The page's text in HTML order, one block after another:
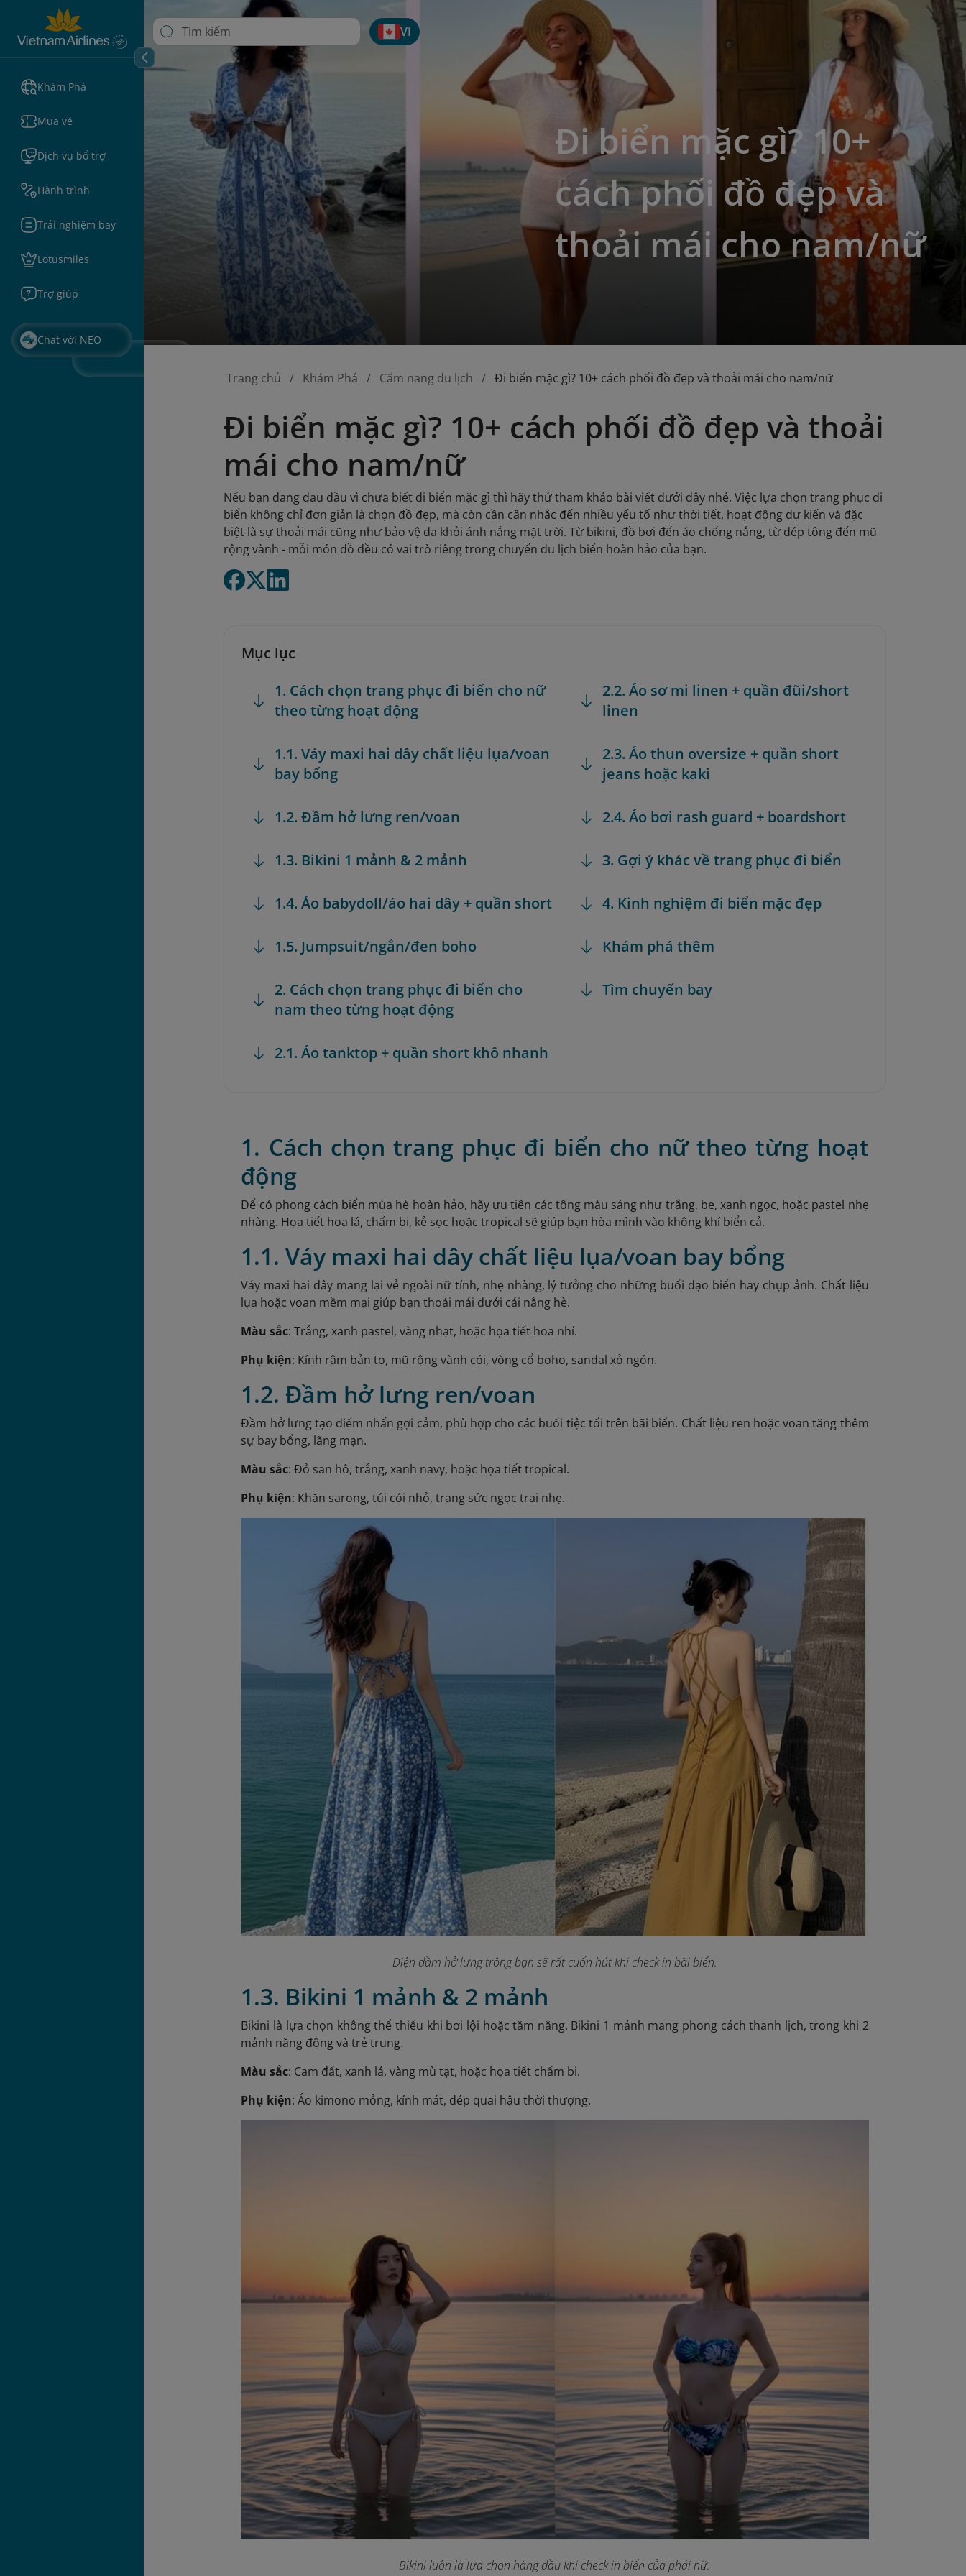
Khám Phá
Mua vé
Dịch vụ bổ trợ
Hành trình
Trải nghiệm bay
Lotusmiles
Trợ giúp
Chat với NEO
VI
Đi biển mặc gì? 10+
cách phối đồ đẹp và
thoải mái cho nam/nữ
Trang chủ Khám Phá Cẩm nang du lịch Đi biển mặc gì? 10+ cách phối đồ đẹp và thoải mái cho nam/nữ
Đi biển mặc gì? 10+ cách phối đồ đẹp và thoải
mái cho nam/nữ
Nếu bạn đang đau đầu vì chưa biết đi biển mặc gì thì hãy thử tham khảo bài viết dưới đây nhé. Việc lựa chọn trang phục đi
biển không chỉ đơn giản là chọn đồ đẹp, mà còn cần cân nhắc đến nhiều yếu tố như thời tiết, hoạt động dự kiến và đặc
biệt là sự thoải mái cũng như bảo vệ da khỏi ánh nắng mặt trời. Từ bikini, đồ bơi đến áo chống nắng, từ dép tông đến mũ
rộng vành - mỗi món đồ đều có vai trò riêng trong chuyến du lịch biển hoàn hảo của bạn.
Mục lục
1. Cách chọn trang phục đi biển cho nữ
theo từng hoạt động
1.1. Váy maxi hai dây chất liệu lụa/voan
bay bổng
1.2. Đầm hở lưng ren/voan
1.3. Bikini 1 mảnh & 2 mảnh
1.4. Áo babydoll/áo hai dây + quần short
1.5. Jumpsuit/ngắn/đen boho
2. Cách chọn trang phục đi biển cho
nam theo từng hoạt động
2.1. Áo tanktop + quần short khô nhanh
2.2. Áo sơ mi linen + quần đũi/short
linen
2.3. Áo thun oversize + quần short
jeans hoặc kaki
2.4. Áo bơi rash guard + boardshort
3. Gợi ý khác về trang phục đi biển
4. Kinh nghiệm đi biển mặc đẹp
Khám phá thêm
Tìm chuyến bay
1. Cách chọn trang phục đi biển cho nữ theo từng hoạt
động
Để có phong cách biển mùa hè hoàn hảo, hãy ưu tiên các tông màu sáng như trắng, be, xanh ngọc, hoặc pastel nhẹ
nhàng. Họa tiết hoa lá, chấm bi, kẻ sọc hoặc tropical sẽ giúp bạn hòa mình vào không khí biển cả.
1.1. Váy maxi hai dây chất liệu lụa/voan bay bổng
Váy maxi hai dây mang lại vẻ ngoài nữ tính, nhẹ nhàng, lý tưởng cho những buổi dạo biển hay chụp ảnh. Chất liệu
lụa hoặc voan mềm mại giúp bạn thoải mái dưới cái nắng hè.
Màu sắc: Trắng, xanh pastel, vàng nhạt, hoặc họa tiết hoa nhí.
Phụ kiện: Kính râm bản to, mũ rộng vành cói, vòng cổ boho, sandal xỏ ngón.
1.2. Đầm hở lưng ren/voan
Đầm hở lưng tạo điểm nhấn gợi cảm, phù hợp cho các buổi tiệc tối trên bãi biển. Chất liệu ren hoặc voan tăng thêm
sự bay bổng, lãng mạn.
Màu sắc: Đỏ san hô, trắng, xanh navy, hoặc họa tiết tropical.
Phụ kiện: Khăn sarong, túi cói nhỏ, trang sức ngọc trai nhẹ.
Diện đầm hở lưng trông bạn sẽ rất cuốn hút khi check in bãi biển.
1.3. Bikini 1 mảnh & 2 mảnh
Bikini là lựa chọn không thể thiếu khi bơi lội hoặc tắm nắng. Bikini 1 mảnh mang phong cách thanh lịch, trong khi 2
mảnh năng động và trẻ trung.
Màu sắc: Cam đất, xanh lá, vàng mù tạt, hoặc họa tiết chấm bi.
Phụ kiện: Áo kimono mỏng, kính mát, dép quai hậu thời thượng.
Bikini luôn là lựa chọn hàng đầu khi check in biển của phái nữ.